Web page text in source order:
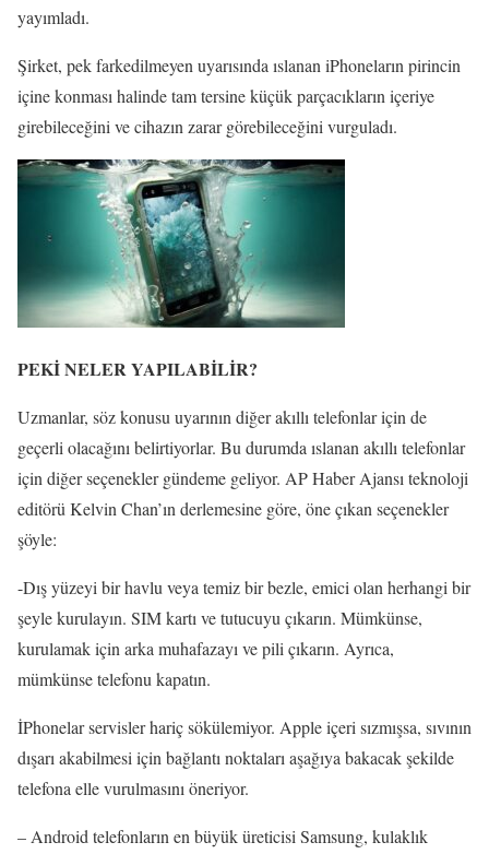
yayımladı.
Şirket, pek farkedilmeyen uyarısında ıslanan iPhoneların pirincin
içine konması halinde tam tersine küçük parçacıkların içeriye
girebileceğini ve cihazın zarar görebileceğini vurguladı.
PEKİ NELER YAPILABİLİR?
Uzmanlar, söz konusu uyarının diğer akıllı telefonlar için de
geçerli olacağını belirtiyorlar. Bu durumda ıslanan akıllı telefonlar
için diğer seçenekler gündeme geliyor. AP Haber Ajansı teknoloji
editörü Kelvin Chan’ın derlemesine göre, öne çıkan seçenekler
şöyle:
-Dış yüzeyi bir havlu veya temiz bir bezle, emici olan herhangi bir
şeyle kurulayın. SIM kartı ve tutucuyu çıkarın. Mümkünse,
kurulamak için arka muhafazayı ve pili çıkarın. Ayrıca,
mümkünse telefonu kapatın.
İPhonelar servisler hariç sökülemiyor. Apple içeri sızmışsa, sıvının
dışarı akabilmesi için bağlantı noktaları aşağıya bakacak şekilde
telefona elle vurulmasını öneriyor.
– Android telefonların en büyük üreticisi Samsung, kulaklık